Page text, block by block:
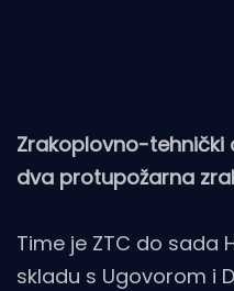
Zrakoplovno-tehnički
dva protupožarna
Time je ZTC do sada
skladu s Ugovorom i